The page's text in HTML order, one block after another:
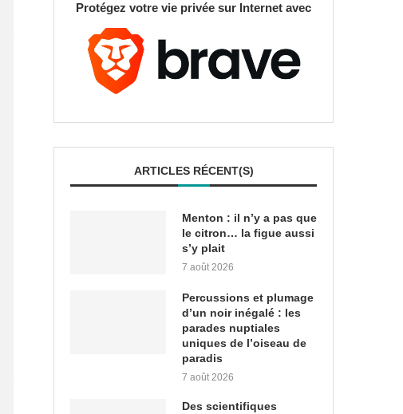
Protégez votre vie privée sur Internet avec
ARTICLES RÉCENT(S)
Menton : il n’y a pas que
le citron… la figue aussi
s’y plait
7 août 2026
Percussions et plumage
d’un noir inégalé : les
parades nuptiales
uniques de l’oiseau de
paradis
7 août 2026
Des scientifiques